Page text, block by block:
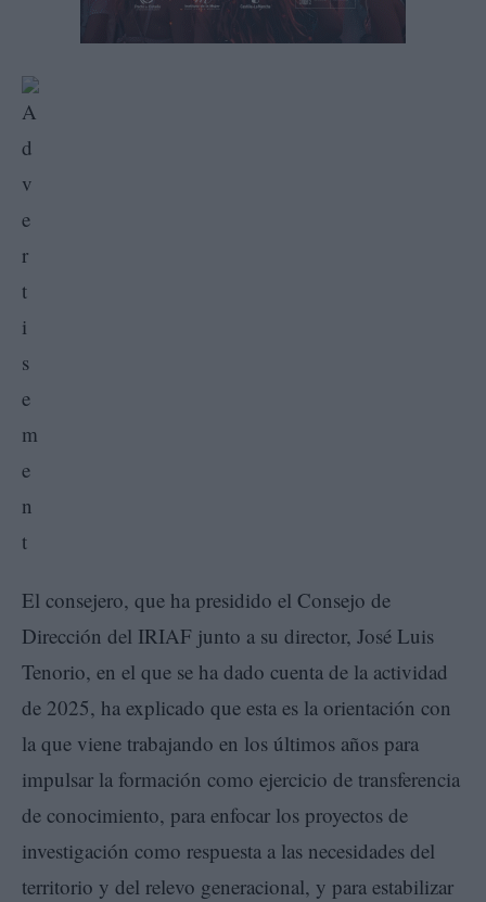
El consejero, que ha presidido el Consejo de
Dirección del IRIAF junto a su director, José Luis
Tenorio, en el que se ha dado cuenta de la actividad
de 2025, ha explicado que esta es la orientación con
la que viene trabajando en los últimos años para
impulsar la formación como ejercicio de transferencia
de conocimiento, para enfocar los proyectos de
investigación como respuesta a las necesidades del
territorio y del relevo generacional, y para estabilizar